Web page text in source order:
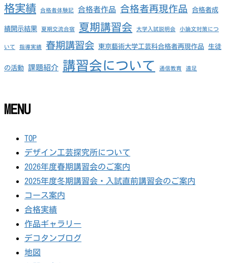
格実績
合格者体験記 合格者作品 合格者再現作品 合格者成
績開示結果 夏期交流合宿 夏期講習会 大学入試説明会 小論文対策につ
いて 指導実績 春期講習会 東京藝術大学工芸科合格者再現作品 生徒
の活動 課題紹介 講習会について 通信教育 遠足
MENU
TOP
デザイン工芸探究所について
2026年度春期講習会のご案内
2025年度冬期講習会・入試直前講習会のご案内
コース案内
合格実績
作品ギャラリー
デコタンブログ
地図